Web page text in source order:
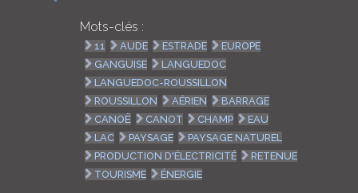
Mots-clés :
11 AUDE ESTRADE
EUROPE
GANGUISE
LANGUEDOC
LANGUEDOC-ROUSSILLON
ROUSSILLON
AÉRIEN
BARRAGE
CANOË
CANOT CHAMP
EAU
LAC
PAYSAGE
PAYSAGE NATUREL
PRODUCTION D'ÉLECTRICITÉ
RETENUE
TOURISME
ÉNERGIE